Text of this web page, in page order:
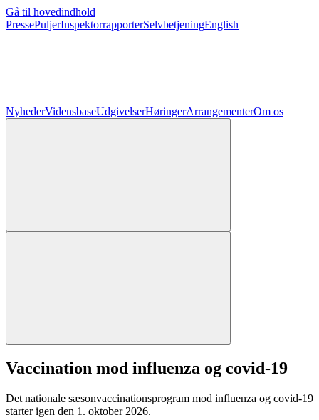
Gå til hovedindhold
PressePuljerInspektorrapporterSelvbetjeningEnglish
NyhederVidensbaseUdgivelserHøringerArrangementerOm os
Vaccination mod influenza og covid-19
Det nationale sæsonvaccinationsprogram mod influenza og covid-19
starter igen den 1. oktober 2026.